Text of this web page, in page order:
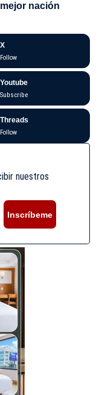
nación
X
Follow
Youtube
Subscribe
Threads
Follow
nuestros
Inscríbeme